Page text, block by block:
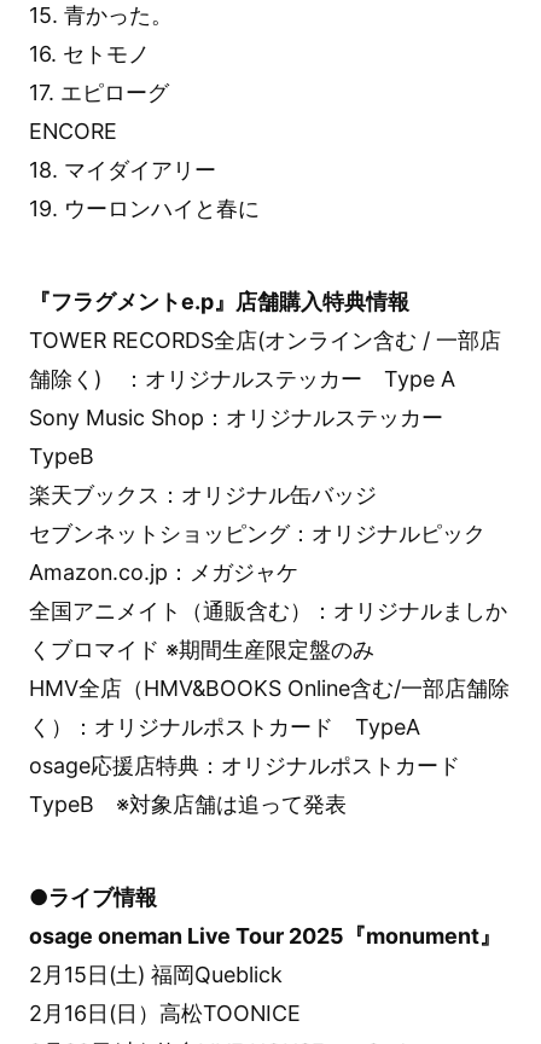
15. 青かった。
16. セトモノ
17. エピローグ
ENCORE
18. マイダイアリー
19. ウーロンハイと春に
『フラグメントe.p』店舗購入特典情報
TOWER RECORDS全店(オンライン含む / 一部店
舗除く) ：オリジナルステッカー Type A
Sony Music Shop：オリジナルステッカー
TypeB
楽天ブックス：オリジナル缶バッジ
セブンネットショッピング：オリジナルピック
Amazon.co.jp：メガジャケ
全国アニメイト（通販含む）：オリジナルましか
くブロマイド ※期間生産限定盤のみ
HMV全店（HMV&BOOKS Online含む/一部店舗除
く）：オリジナルポストカード TypeA
osage応援店特典：オリジナルポストカード
TypeB ※対象店舗は追って発表
●ライブ情報
osage oneman Live Tour 2025『monument』
2月15日(土) 福岡Queblick
2月16日(日）高松TOONICE